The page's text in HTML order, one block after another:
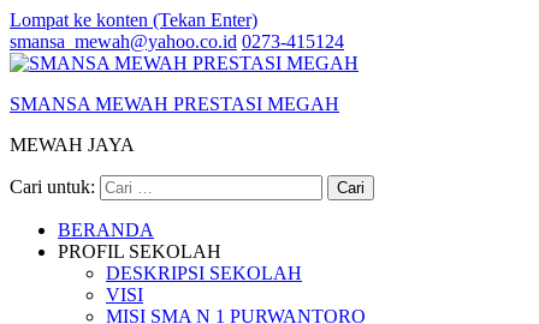
Lompat ke konten (Tekan Enter)
smansa_mewah@yahoo.co.id 0273-415124
SMANSA MEWAH PRESTASI MEGAH
MEWAH JAYA
Cari untuk:
BERANDA
PROFIL SEKOLAH
DESKRIPSI SEKOLAH
VISI
MISI SMA N 1 PURWANTORO